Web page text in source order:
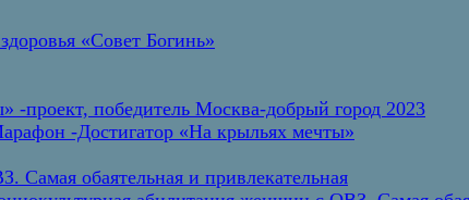
«Совет Богинь»
проект, победитель Москва-добрый город 2023
-Достигатор «На крыльях мечты»
Самая обаятельная и привлекательная